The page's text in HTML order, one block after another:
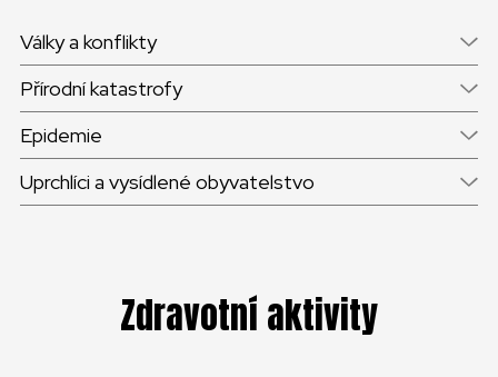
Války a konflikty
Přírodní katastrofy
Epidemie
Uprchlíci a vysídlené obyvatelstvo
Zdravotní aktivity